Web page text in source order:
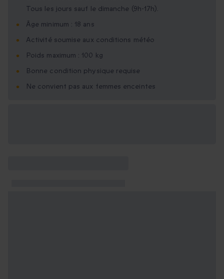
Tous les jours sauf le dimanche (9h-17h).
Âge minimum : 18 ans
Activité soumise aux conditions météo
Poids maximum : 100 kg
Bonne condition physique requise
Ne convient pas aux femmes enceintes